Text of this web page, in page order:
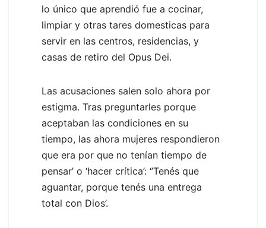
lo único que aprendió fue a cocinar,
limpiar y otras tares domesticas para
servir en las centros, residencias, y
casas de retiro del Opus Dei.
Las acusaciones salen solo ahora por
estigma. Tras preguntarles porque
aceptaban las condiciones en su
tiempo, las ahora mujeres respondieron
que era por que no tenían tiempo de
pensar’ o ‘hacer crítica’: ‘’Tenés que
aguantar, porque tenés una entrega
total con Dios’.